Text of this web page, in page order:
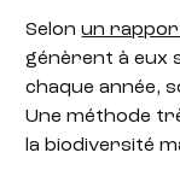
Selonun
génèrent à eux
chaque année,
Une méthode
la biodiversité